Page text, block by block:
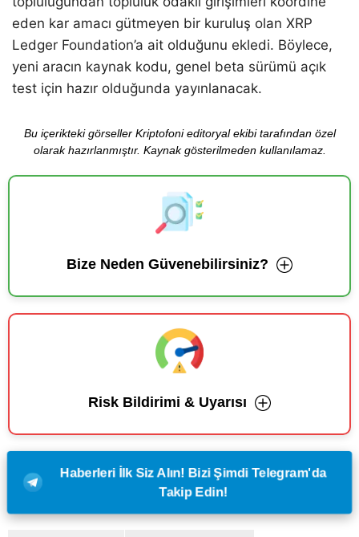
eden kar amacı gütmeyen bir kuruluş olan XRP
Ledger Foundation’a ait olduğunu ekledi. Böylece,
yeni aracın kaynak kodu, genel beta sürümü açık
test için hazır olduğunda yayınlanacak.
Bu içerikteki görseller Kriptofoni editoryal ekibi tarafından özel
olarak hazırlanmıştır. Kaynak gösterilmeden kullanılamaz.
Bize Neden Güvenebilirsiniz?
Risk Bildirimi & Uyarısı
Haberleri İlk Siz Alın! Bizi Şimdi Telegram'da
Takip Edin!